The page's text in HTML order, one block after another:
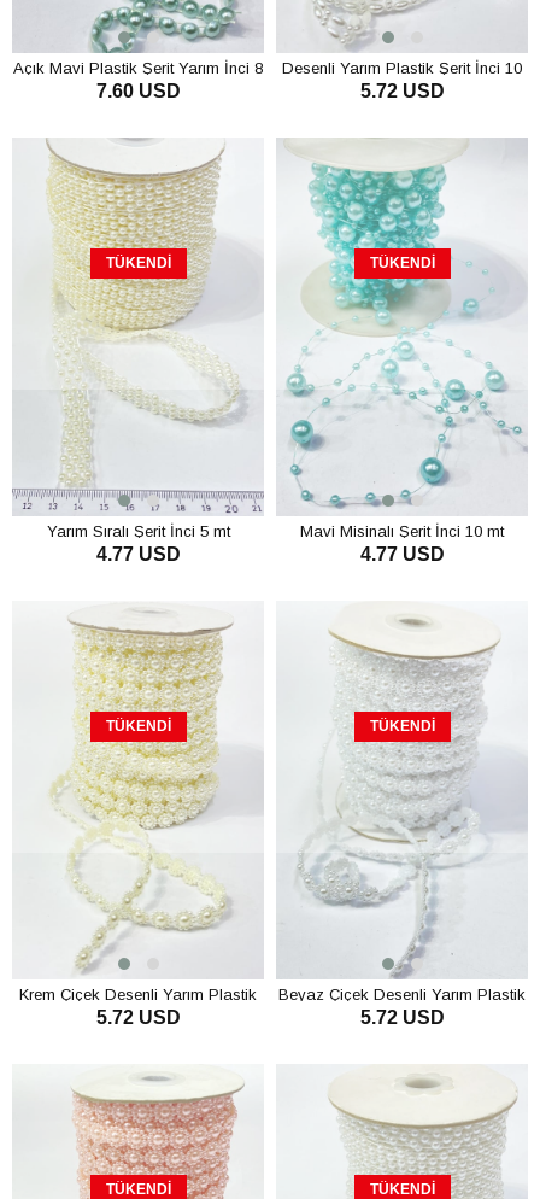
Açık Mavi Plastik Şerit Yarım İnci 8
mm 10 mt
7.60 USD
Desenli Yarım Plastik Şerit İnci 10
mt
5.72 USD
TÜKENDI
Yarım Sıralı Şerit İnci 5 mt
4.77 USD
TÜKENDI
Mavi Misinalı Şerit İnci 10 mt
4.77 USD
TÜKENDI
Krem Çiçek Desenli Yarım Plastik
Şerit İnci 10 mt
5.72 USD
TÜKENDI
Beyaz Çiçek Desenli Yarım Plastik
Şerit İnci 10 mt
5.72 USD
TÜKENDI TÜKENDI